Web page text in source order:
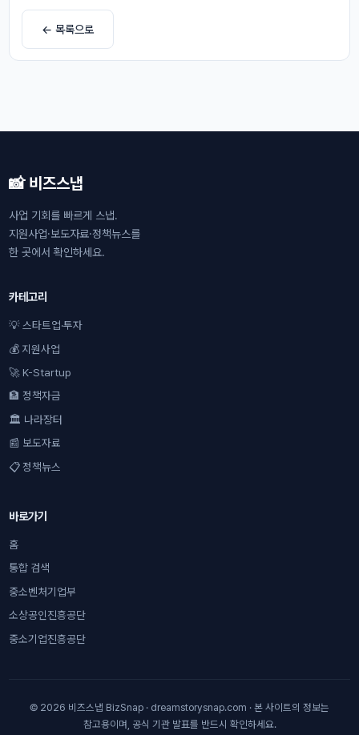
← 목록으로
📸 비즈스냅
사업 기회를 빠르게 스냅.
지원사업·보도자료·정책뉴스를
한 곳에서 확인하세요.
카테고리
💡 스타트업·투자
💰 지원사업
🚀 K-Startup
🏦 정책자금
🏛 나라장터
📰 보도자료
📋 정책뉴스
바로가기
홈
통합 검색
중소벤처기업부
소상공인진흥공단
중소기업진흥공단
© 2026 비즈스냅 BizSnap · dreamstorysnap.com · 본 사이트의 정보는
참고용이며, 공식 기관 발표를 반드시 확인하세요.